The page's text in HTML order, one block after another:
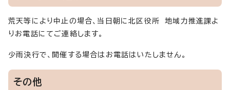
荒天等により中止の場合、当日朝に北区役所 地域力推進課よ
りお電話にてご連絡します。
少雨決行で、開催する場合はお電話はいたしません。
その他